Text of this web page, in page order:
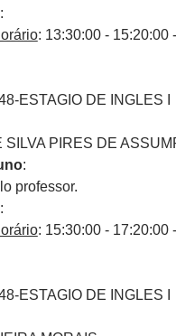
:
: 13:30:00 - 15:20:00 -
ESTAGIO DE INGLES I
SILVA PIRES DE
:
professor.
:
: 15:30:00 - 17:20:00 -
ESTAGIO DE INGLES I